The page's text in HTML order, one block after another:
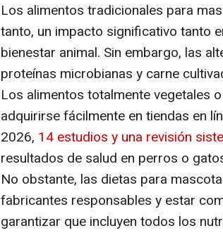
Los alimentos tradicionales para
tanto, un impacto significativo tanto
bienestar animal. Sin embargo, las
proteínas microbianas y carne
Los alimentos totalmente vegetales
adquirirse fácilmente en tiendas en
2026, 14 estudios y una revisión
resultados de salud en perros o
No obstante, las dietas para
fabricantes responsables y estar
garantizar que incluyen todos los